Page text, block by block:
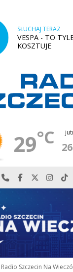
SŁUCHAJ TERAZ
VESPA - TO
KOSZTUJE
29°C 26
Najlepiej po prostu
Odwiedź nas
Odwiedź
Radio Szczecin Na